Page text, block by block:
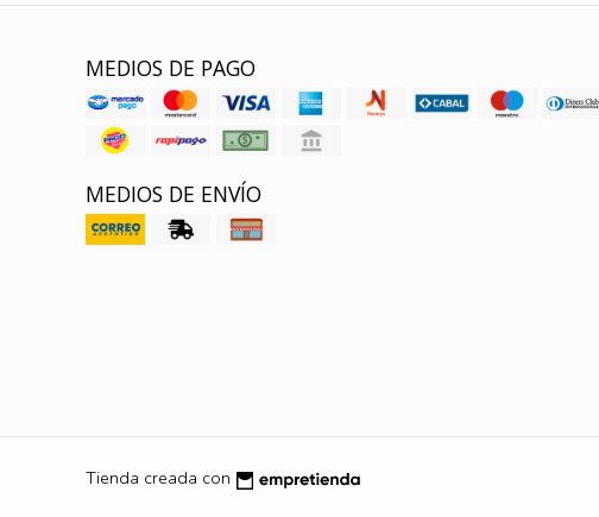
MEDIOS DE PAGO
MEDIOS DE ENVÍO
Tienda creada con